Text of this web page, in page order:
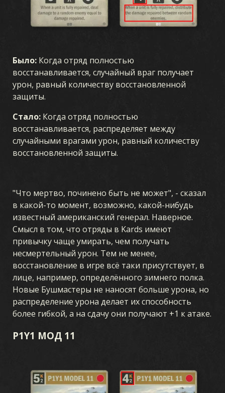
Было: Когда отряд полностью
восстанавливается, случайный враг получает
урон, равный количеству восстановленной
защиты.
Стало: Когда отряд полностью
восстанавливается, распределяет между
случайными врагами урон, равный количеству
восстановленной защиты.
"Что мертво, починено быть не может", - сказал
в какой-то момент, возможно, какой-нибудь
известный американский генерал. Наверное.
Смысл в том, что отряды в Kards имеют
привычку чаще умирать, чем получать
несмертельный урон. Тем не менее,
восстановление в игре всё таки присутствует, в
лице, например, определённого зимнего полка.
Новые Бушмастеры не наносят больше урона, но
распределение урона делает их способность
более гибкой, а на сдачу они получают +1 к атаке.
P1Y1 МОД 11